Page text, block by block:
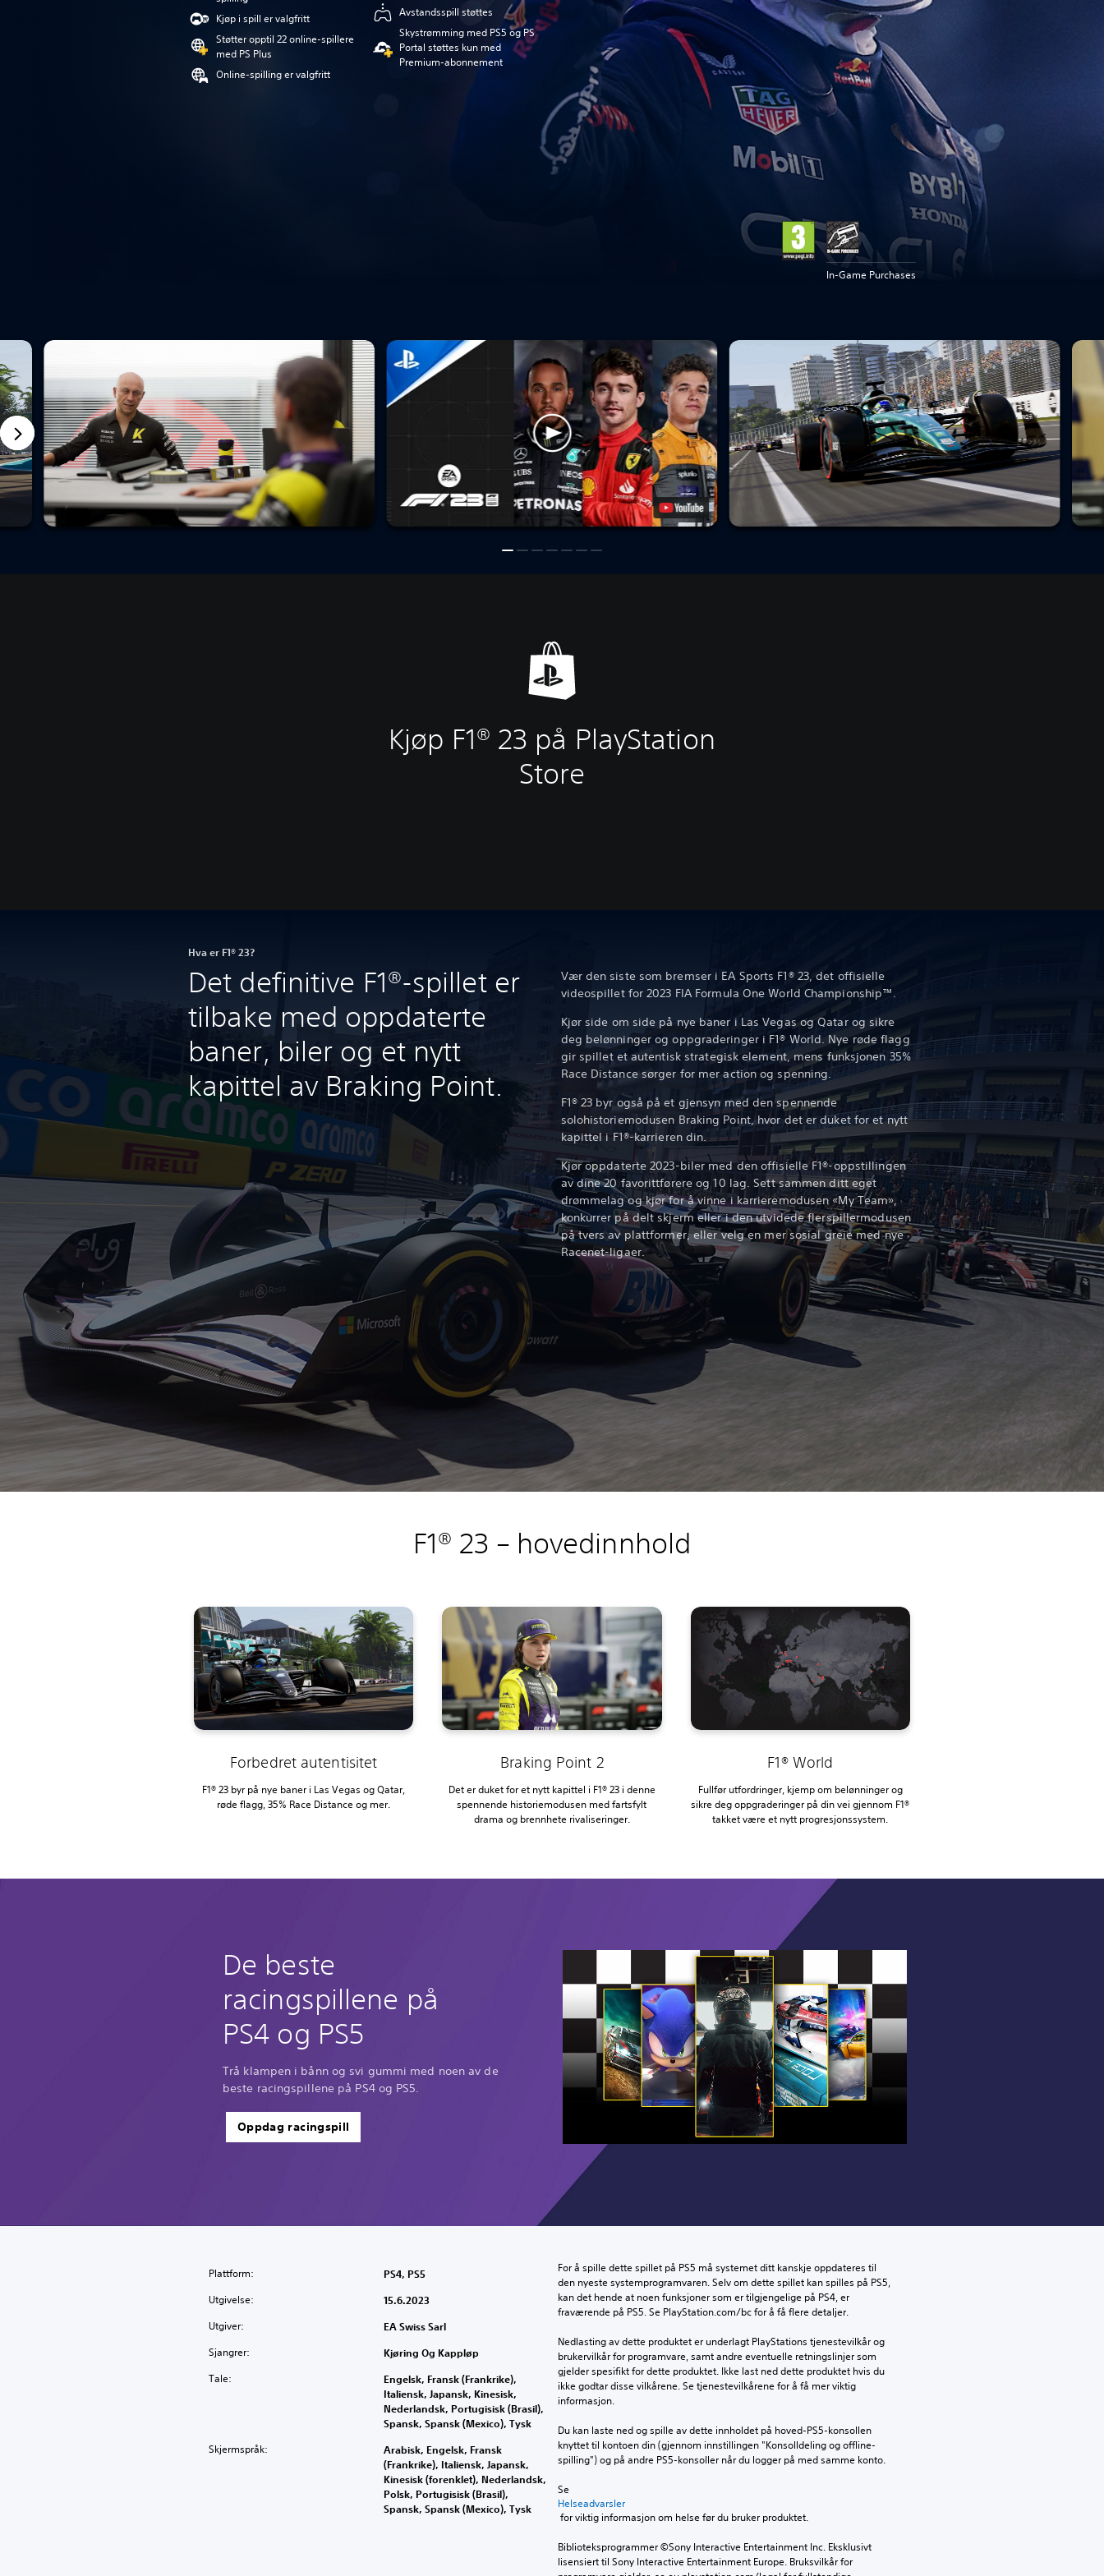
Kjøp i spill er valgfritt
Støtter opptil 22 online-spillere
med PS Plus
Online-spilling er valgfritt
Avstandsspill støttes
Skystrømming med PS5 og PS
Portal støttes kun med
Premium-abonnement
In-Game Purchases
Kjøp F1® 23 på PlayStation
Store
Hva er F1® 23?
Det definitive F1®-spillet er
tilbake med oppdaterte
baner, biler og et nytt
kapittel av Braking Point.
Vær den siste som bremser i EA Sports F1® 23, det offisielle
videospillet for 2023 FIA Formula One World Championship™.
Kjør side om side på nye baner i Las Vegas og Qatar og sikre
deg belønninger og oppgraderinger i F1® World. Nye røde flagg
gir spillet et autentisk strategisk element, mens funksjonen 35%
Race Distance sørger for mer action og spenning.
F1® 23 byr også på et gjensyn med den spennende
solohistoriemodusen Braking Point, hvor det er duket for et nytt
kapittel i F1®-karrieren din.
Kjør oppdaterte 2023-biler med den offisielle F1®-oppstillingen
av dine 20 favorittførere og 10 lag. Sett sammen ditt eget
drømmelag og kjør for å vinne i karrieremodusen «My Team»,
konkurrer på delt skjerm eller i den utvidede flerspillermodusen
på tvers av plattformer, eller velg en mer sosial greie med nye
Racenet-ligaer.
F1® 23 – hovedinnhold
Forbedret autentisitet
F1® 23 byr på nye baner i Las Vegas og Qatar,
røde flagg, 35% Race Distance og mer.
Braking Point 2
Det er duket for et nytt kapittel i F1® 23 i denne
spennende historiemodusen med fartsfylt
drama og brennhete rivaliseringer.
F1® World
Fullfør utfordringer, kjemp om belønninger og
sikre deg oppgraderinger på din vei gjennom F1®
takket være et nytt progresjonssystem.
De beste
racingspillene på
PS4 og PS5
Trå klampen i bånn og svi gummi med noen av de
beste racingspillene på PS4 og PS5.
Oppdag racingspill
Plattform: PS4, PS5
Utgivelse: 15.6.2023
Utgiver: EA Swiss Sarl
Sjangrer: Kjøring Og Kappløp
Tale:
Engelsk, Fransk (Frankrike),
Italiensk, Japansk, Kinesisk,
Nederlandsk, Portugisisk (Brasil),
Spansk, Spansk (Mexico), Tysk
Skjermspråk:
Arabisk, Engelsk, Fransk
(Frankrike), Italiensk, Japansk,
Kinesisk (forenklet), Nederlandsk,
Polsk, Portugisisk (Brasil),
Spansk, Spansk (Mexico), Tysk
For å spille dette spillet på PS5 må systemet ditt kanskje oppdateres til
den nyeste systemprogramvaren. Selv om dette spillet kan spilles på PS5,
kan det hende at noen funksjoner som er tilgjengelige på PS4, er
fraværende på PS5. Se PlayStation.com/bc for å få flere detaljer.
Nedlasting av dette produktet er underlagt PlayStations tjenestevilkår og
brukervilkår for programvare, samt andre eventuelle retningslinjer som
gjelder spesifikt for dette produktet. Ikke last ned dette produktet hvis du
ikke godtar disse vilkårene. Se tjenestevilkårene for å få mer viktig
informasjon.
Du kan laste ned og spille av dette innholdet på hoved-PS5-konsollen
knyttet til kontoen din (gjennom innstillingen "Konsolldeling og offline-
spilling") og på andre PS5-konsoller når du logger på med samme konto.
Se
Helseadvarsler
for viktig informasjon om helse før du bruker produktet.
Biblioteksprogrammer ©Sony Interactive Entertainment Inc. Eksklusivt
lisensiert til Sony Interactive Entertainment Europe. Bruksvilkår for